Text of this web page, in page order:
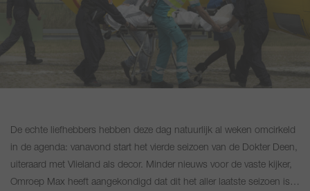
De echte liefhebbers hebben deze dag natuurlijk al weken omcirkeld
in de agenda: vanavond start het vierde seizoen van de Dokter Deen,
uiteraard met Vlieland als decor. Minder nieuws voor de vaste kijker,
Omroep Max heeft aangekondigd dat dit het aller laatste seizoen is…